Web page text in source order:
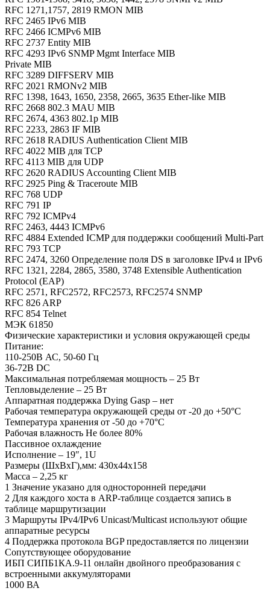
RFC 1271,1757, 2819 RMON MIB
RFC 2465 IPv6 MIB
RFC 2466 ICMPv6 MIB
RFC 2737 Entity MIB
RFC 4293 IPv6 SNMP Mgmt Interface MIB
Private MIB
RFC 3289 DIFFSERV MIB
RFC 2021 RMONv2 MIB
RFC 1398, 1643, 1650, 2358, 2665, 3635 Ether-like MIB
RFC 2668 802.3 MAU MIB
RFC 2674, 4363 802.1p MIB
RFC 2233, 2863 IF MIB
RFC 2618 RADIUS Authentication Client MIB
RFC 4022 MIB для TCP
RFC 4113 MIB для UDP
RFC 2620 RADIUS Accounting Client MIB
RFC 2925 Ping & Traceroute MIB
RFC 768 UDP
RFC 791 IP
RFC 792 ICMPv4
RFC 2463, 4443 ICMPv6
RFC 4884 Extended ICMP для поддержки сообщений Multi-Part
RFC 793 TCP
RFC 2474, 3260 Определение поля DS в заголовке IPv4 и IPv6
RFC 1321, 2284, 2865, 3580, 3748 Extensible Authentication
Protocol (EAP)
RFC 2571, RFC2572, RFC2573, RFC2574 SNMP
RFC 826 ARP
RFC 854 Telnet
МЭК 61850
Физические характеристики и условия окружающей среды
Питание:
110-250В АС, 50-60 Гц
36-72В DC
Максимальная потребляемая мощность – 25 Вт
Тепловыделение – 25 Вт
Аппаратная поддержка Dying Gasp – нет
Рабочая температура окружающей среды от -20 до +50°С
Температура хранения от -50 до +70°С
Рабочая влажность Не более 80%
Пассивное охлаждение
Исполнение – 19″, 1U
Размеры (ШхВхГ),мм: 430x44x158
Масса – 2,25 кг
1 Значение указано для односторонней передачи
2 Для каждого хоста в ARP-таблице создается запись в
таблице маршрутизации
3 Маршруты IPv4/IPv6 Unicast/Multicast используют общие
аппаратные ресурсы
4 Поддержка протокола BGP предоставляется по лицензии
Сопутствующее оборудование
ИБП СИПБ1КА.9-11 онлайн двойного преобразования с
встроенными аккумуляторами
1000 ВА